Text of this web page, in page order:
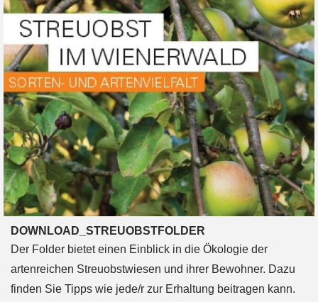
DOWNLOAD_STREUOBSTFOLDER
Der Folder bietet einen Einblick in die Ökologie der
artenreichen Streuobstwiesen und ihrer Bewohner. Dazu
finden Sie Tipps wie jede/r zur Erhaltung beitragen kann.